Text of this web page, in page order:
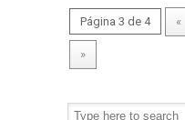
Página 3 de 4 «
»